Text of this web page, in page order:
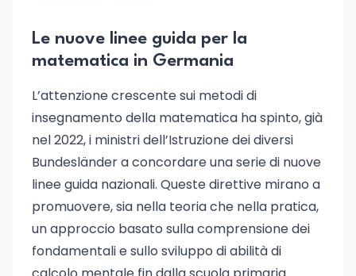
Le nuove linee guida per la
matematica in Germania
L’attenzione crescente sui metodi di
insegnamento della matematica ha spinto, già
nel 2022, i ministri dell’Istruzione dei diversi
Bundesländer a concordare una serie di nuove
linee guida nazionali. Queste direttive mirano a
promuovere, sia nella teoria che nella pratica,
un approccio basato sulla comprensione dei
fondamentali e sullo sviluppo di abilità di